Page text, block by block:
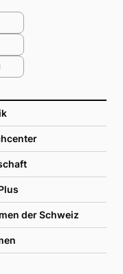
der Schweiz